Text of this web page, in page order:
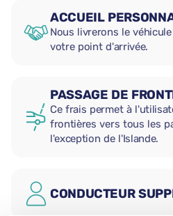
ACCUEIL
Nous livrerons le
votre point d'arrivée.
PASSAGE DE
Ce frais permet à
frontières vers tous les
l'exception de l'Islande.
CONDUCTEUR